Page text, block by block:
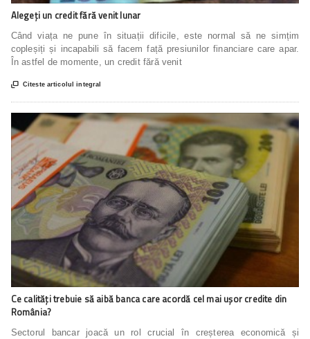
Alegeți un credit fără venit lunar
Când viața ne pune în situații dificile, este normal să ne simțim
copleșiți și incapabili să facem față presiunilor financiare care apar.
În astfel de momente, un credit fără venit
 Citeste articolul integral
Ce calități trebuie să aibă banca care acordă cel mai ușor credite din
România?
Sectorul bancar joacă un rol crucial în creșterea economică și